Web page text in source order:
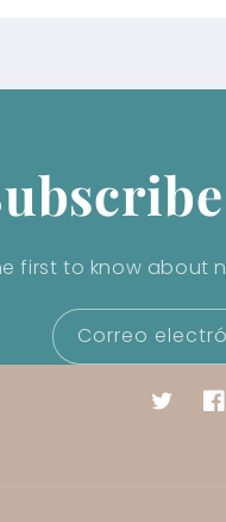
first to know about
Correo
Twitter